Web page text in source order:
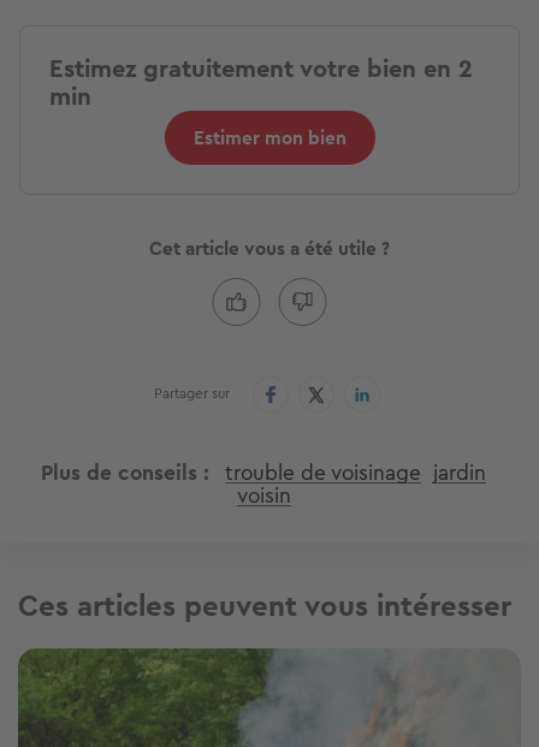
Estimez gratuitement votre bien en 2
min
Estimer mon bien
Cet article vous a été utile ?
Partager sur
Plus de conseils trouble de voisinage jardin
voisin
Ces articles peuvent vous intéresser
Image